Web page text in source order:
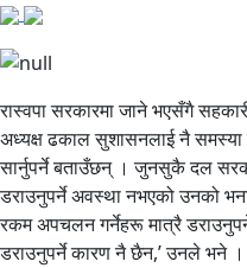
रास्वपा सरकारमा जाने भएसँगै
अध्यक्ष ढकाल सुशासनलाई नै
सार्नुपर्ने बताउँछन् । जुनसुकै दल
डराउनुपर्ने अवस्था नभएको उनको
रकम अपचलन गर्नेहरू मात्रै
डराउनुपर्ने कारण नै छैन,’ उनले भने ।